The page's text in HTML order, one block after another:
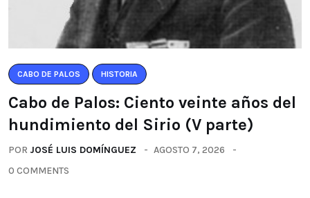
CABO DE PALOS HISTORIA
Cabo de Palos: Ciento veinte años del
hundimiento del Sirio (V parte)
POR JOSÉ LUIS DOMÍNGUEZ
AGOSTO 7, 2026
0 COMMENTS